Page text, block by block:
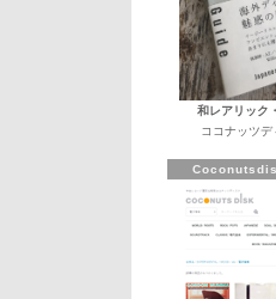
和レアリック
ココナッツ